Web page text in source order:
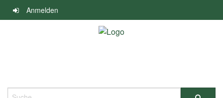
Navigation
überspringen
Anmelden
Suche